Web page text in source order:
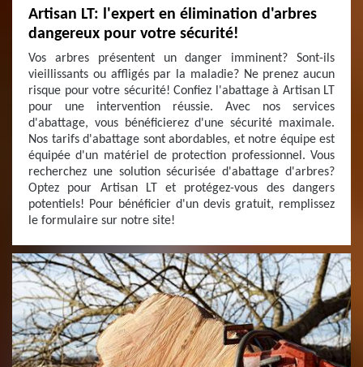
Artisan LT: l'expert en élimination d'arbres
dangereux pour votre sécurité!
Vos arbres présentent un danger imminent? Sont-ils
vieillissants ou affligés par la maladie? Ne prenez aucun
risque pour votre sécurité! Confiez l'abattage à Artisan LT
pour une intervention réussie. Avec nos services
d'abattage, vous bénéficierez d'une sécurité maximale.
Nos tarifs d'abattage sont abordables, et notre équipe est
équipée d'un matériel de protection professionnel. Vous
recherchez une solution sécurisée d'abattage d'arbres?
Optez pour Artisan LT et protégez-vous des dangers
potentiels! Pour bénéficier d'un devis gratuit, remplissez
le formulaire sur notre site!